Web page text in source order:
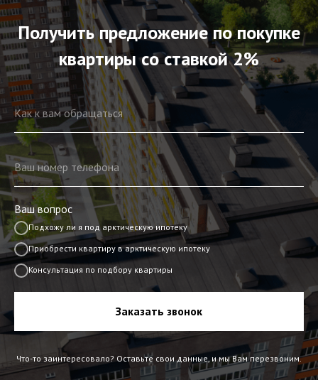
Получить предложение по покупке
квартиры со ставкой 2%
Как к вам обращаться
Ваш номер телефона
Ваш вопрос
Подхожу ли я под арктическую ипотеку
Приобрести квартиру в арктическую ипотеку
Консультация по подбору квартиры
Заказать звонок
Что-то заинтересовало? Оставьте свои данные, и мы Вам перезвоним.